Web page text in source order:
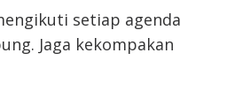
setiap agenda
Jaga kekompakan